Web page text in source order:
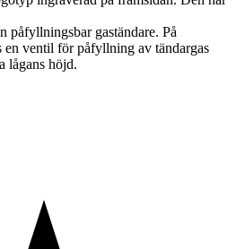
påfyllningsbar gaständare. På
ventil för påfyllning av tändargas
lågans höjd.